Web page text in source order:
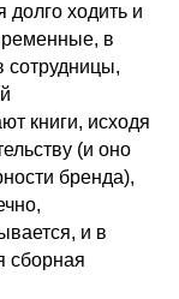
долго ходить и
в
сотрудницы,
книги, исходя
(и оно
бренда),
и в
сборная